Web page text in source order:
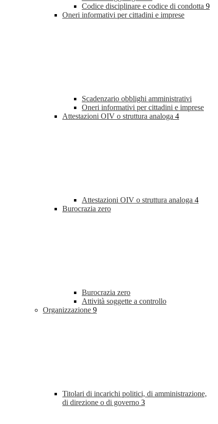
Codice disciplinare e codice di condotta 9
Oneri informativi per cittadini e imprese
Scadenzario obblighi amministrativi
Oneri informativi per cittadini e imprese
Attestazioni OIV o struttura analoga 4
Attestazioni OIV o struttura analoga 4
Burocrazia zero
Burocrazia zero
Attività soggette a controllo
Organizzazione 9
Titolari di incarichi politici, di amministrazione,
di direzione o di governo 3